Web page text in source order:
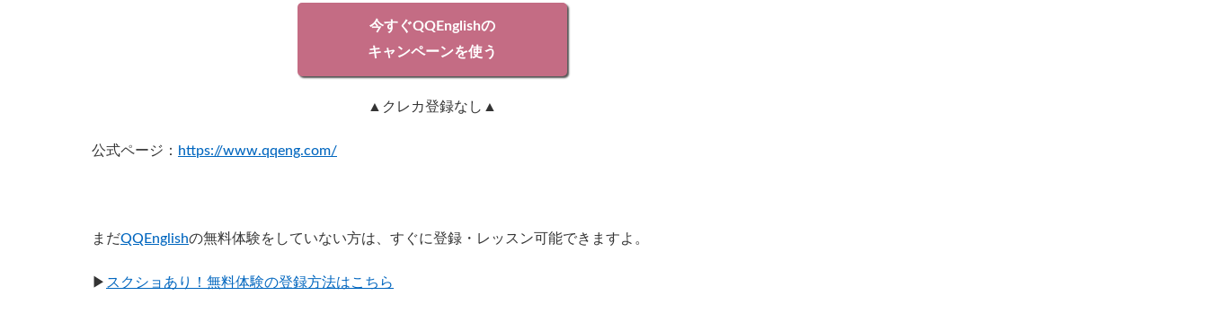
今すぐQQEnglishの
キャンペーンを使う
▲クレカ登録なし▲
公式ページ： https://www.qqeng.com/
まだQQEnglishの無料体験をしていない方は、すぐに登録・レッスン可能できますよ。
▶︎ スクショあり！無料体験の登録方法はこちら